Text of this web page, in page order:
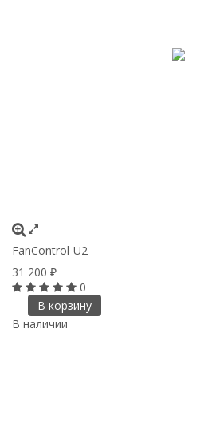
FanControl-U2
31 200 ₽
0
В корзину
В наличии